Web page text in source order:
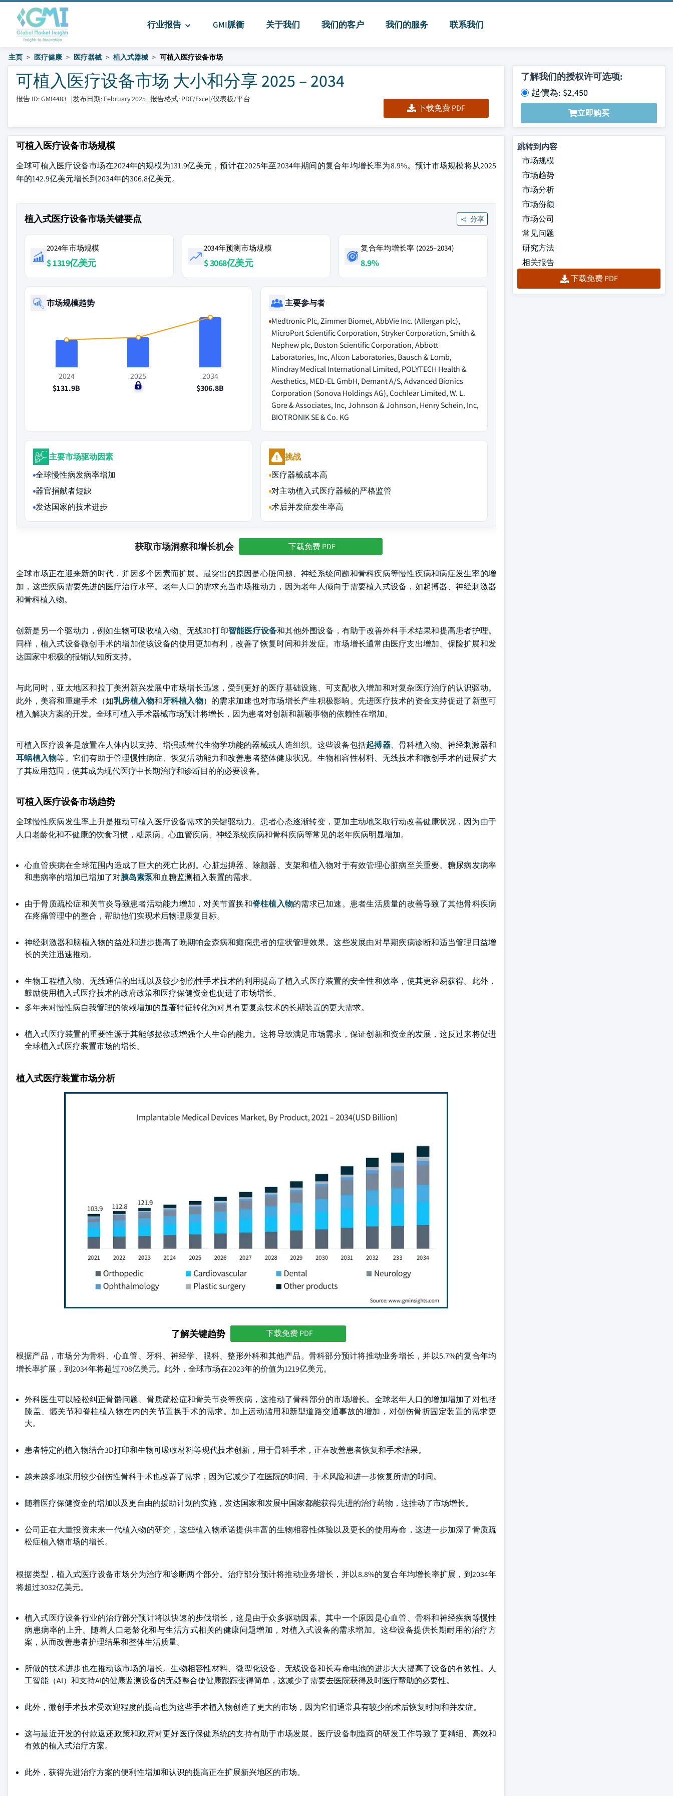
行业报告 GMI脈衝 关于我们 我们的客户 我们的服务 联系我们
主页 医疗健康 医疗器械 植入式器械 可植入医疗设备市场
可植入医疗设备市场 大小和分享 2025 – 2034
报告 ID: GMI4483 |发布日期: February 2025 | 报告格式: PDF/Excel/仪表板/平台
下载免费 PDF
了解我们的授权许可选项:
起價為: $2,450
立即购买
可植入医疗设备市场规模
全球可植入医疗设备市场在2024年的规模为131.9亿美元，预计在2025年至2034年期间的复合年均增长率为8.9%。预计市场规模将从2025
年的142.9亿美元增长到2034年的306.8亿美元。
植入式医疗设备市场关键要点 分享
2024年市场规模
$ 1319亿美元
2034年预测市场规模
$ 3068亿美元
复合年均增长率 (2025–2034)
8.9%
市场规模趋势
2024
$131.9B
2025
$0
2034
$306.8B
主要参与者
Medtronic Plc, Zimmer Biomet, AbbVie Inc. (Allergan plc),
MicroPort Scientific Corporation, Stryker Corporation, Smith &
Nephew plc, Boston Scientific Corporation, Abbott
Laboratories, Inc, Alcon Laboratories, Bausch & Lomb,
Mindray Medical International Limited, POLYTECH Health &
Aesthetics, MED-EL GmbH, Demant A/S, Advanced Bionics
Corporation (Sonova Holdings AG), Cochlear Limited, W. L.
Gore & Associates, Inc, Johnson & Johnson, Henry Schein, Inc,
BIOTRONIK SE & Co. KG
主要市场驱动因素
全球慢性病发病率增加
器官捐献者短缺
发达国家的技术进步
挑战
医疗器械成本高
对主动植入式医疗器械的严格监管
术后并发症发生率高
获取市场洞察和增长机会 下载免费 PDF
全球市场正在迎来新的时代，并因多个因素而扩展。最突出的原因是心脏问题、神经系统问题和骨科疾病等慢性疾病和病症发生率的增
加，这些疾病需要先进的医疗治疗水平。老年人口的需求充当市场推动力，因为老年人倾向于需要植入式设备，如起搏器、神经刺激器
和骨科植入物。
创新是另一个驱动力，例如生物可吸收植入物、无线3D打印智能医疗设备和其他外围设备，有助于改善外科手术结果和提高患者护理。
同样，植入式设备微创手术的增加使该设备的使用更加有利，改善了恢复时间和并发症。市场增长通常由医疗支出增加、保险扩展和发
达国家中积极的报销认知所支持。
与此同时，亚太地区和拉丁美洲新兴发展中市场增长迅速，受到更好的医疗基础设施、可支配收入增加和对复杂医疗治疗的认识驱动。
此外，美容和重建手术（如乳房植入物和牙科植入物）的需求加速也对市场增长产生积极影响。先进医疗技术的资金支持促进了新型可
植入解决方案的开发。全球可植入手术器械市场预计将增长，因为患者对创新和新颖事物的依赖性在增加。
可植入医疗设备是放置在人体内以支持、增强或替代生物学功能的器械或人造组织。这些设备包括起搏器、骨科植入物、神经刺激器和
耳蜗植入物等。它们有助于管理慢性病症、恢复活动能力和改善患者整体健康状况。生物相容性材料、无线技术和微创手术的进展扩大
了其应用范围，使其成为现代医疗中长期治疗和诊断目的的必要设备。
可植入医疗设备市场趋势
全球慢性疾病发生率上升是推动可植入医疗设备需求的关键驱动力。患者心态逐渐转变，更加主动地采取行动改善健康状况，因为由于
人口老龄化和不健康的饮食习惯，糖尿病、心血管疾病、神经系统疾病和骨科疾病等常见的老年疾病明显增加。
心血管疾病在全球范围内造成了巨大的死亡比例。心脏起搏器、除颤器、支架和植入物对于有效管理心脏病至关重要。糖尿病发病率
和患病率的增加已增加了对胰岛素泵和血糖监测植入装置的需求。
由于骨质疏松症和关节炎导致患者活动能力增加，对关节置换和脊柱植入物的需求已加速。患者生活质量的改善导致了其他骨科疾病
在疼痛管理中的整合，帮助他们实现术后物理康复目标。
神经刺激器和脑植入物的益处和进步提高了晚期帕金森病和癫痫患者的症状管理效果。这些发展由对早期疾病诊断和适当管理日益增
长的关注迅速推动。
生物工程植入物、无线通信的出现以及较少创伤性手术技术的利用提高了植入式医疗装置的安全性和效率，使其更容易获得。此外，
鼓励使用植入式医疗技术的政府政策和医疗保健资金也促进了市场增长。
多年来对慢性病自我管理的依赖增加的显著特征转化为对具有更复杂技术的长期装置的更大需求。
植入式医疗装置的重要性源于其能够拯救或增强个人生命的能力。这将导致满足市场需求，保证创新和资金的发展，这反过来将促进
全球植入式医疗装置市场的增长。
植入式医疗装置市场分析
了解关键趋势 下载免费 PDF
根据产品，市场分为骨科、心血管、牙科、神经学、眼科、整形外科和其他产品。骨科部分预计将推动业务增长，并以5.7%的复合年均
增长率扩展，到2034年将超过708亿美元。此外，全球市场在2023年的价值为1219亿美元。
外科医生可以轻松纠正骨骼问题、骨质疏松症和骨关节炎等疾病，这推动了骨科部分的市场增长。全球老年人口的增加增加了对包括
膝盖、髋关节和脊柱植入物在内的关节置换手术的需求。加上运动滥用和新型道路交通事故的增加，对创伤骨折固定装置的需求更
大。
患者特定的植入物结合3D打印和生物可吸收材料等现代技术创新，用于骨科手术，正在改善患者恢复和手术结果。
越来越多地采用较少创伤性骨科手术也改善了需求，因为它减少了在医院的时间、手术风险和进一步恢复所需的时间。
随着医疗保健资金的增加以及更自由的援助计划的实施，发达国家和发展中国家都能获得先进的治疗药物，这推动了市场增长。
公司正在大量投资未来一代植入物的研究，这些植入物承诺提供丰富的生物相容性体验以及更长的使用寿命，这进一步加深了骨质疏
松症植入物市场的增长。
根据类型，植入式医疗设备市场分为治疗和诊断两个部分。治疗部分预计将推动业务增长，并以8.8%的复合年均增长率扩展，到2034年
将超过3032亿美元。
植入式医疗设备行业的治疗部分预计将以快速的步伐增长，这是由于众多驱动因素。其中一个原因是心血管、骨科和神经疾病等慢性
病患病率的上升。随着人口老龄化和与生活方式相关的健康问题增加，对植入式设备的需求增加。这些设备提供长期耐用的治疗方
案，从而改善患者护理结果和整体生活质量。
所做的技术进步也在推动该市场的增长。生物相容性材料、微型化设备、无线设备和长寿命电池的进步大大提高了设备的有效性。人
工智能（AI）和支持AI的健康监测设备的无疑整合使健康跟踪变得简单，这减少了需要去医院获得及时医疗帮助的必要性。
此外，微创手术技术受欢迎程度的提高也为这些手术植入物创造了更大的市场，因为它们通常具有较少的术后恢复时间和并发症。
这与最近开发的付款返还政策和政府对更好医疗保健系统的支持有助于市场发展。医疗设备制造商的研发工作导致了更精细、高效和
有效的植入式治疗方案。
此外，获得先进治疗方案的便利性增加和认识的提高正在扩展新兴地区的市场。
跳转到内容
市场规模
市场趋势
市场分析
市场份额
市场公司
常见问题
研究方法
相关报告
下载免费 PDF